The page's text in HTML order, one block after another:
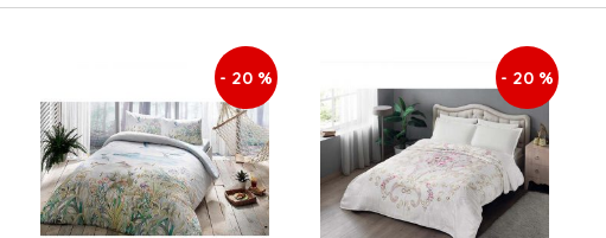
- 20 % - 20 %